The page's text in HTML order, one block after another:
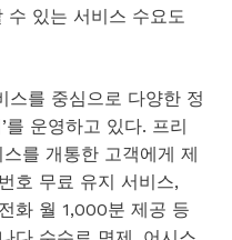
있는 서비스 수요도
스를 중심으로 다양한 정
를 운영하고 있다. 프리
를 개통한 고객에게 제
호 무료 유지 서비스,
화 월 1,000분 제공 등